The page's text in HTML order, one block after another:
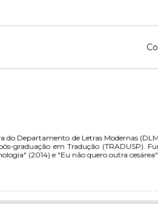
do Departamento de Letras Modernas
graduação em Tradução (TRADUSP).
(2014) e "Eu não quero outra cesárea"